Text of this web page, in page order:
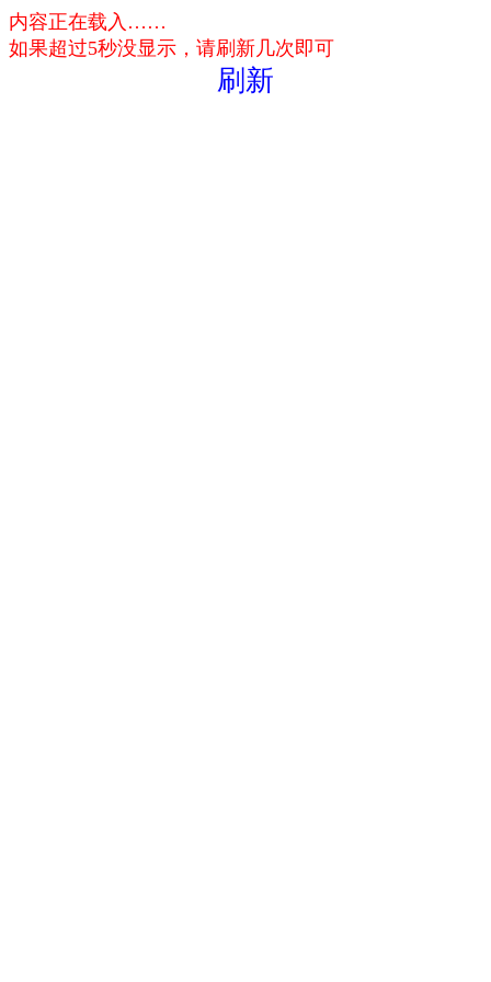
内容正在载入……
如果超过5秒没显示，请刷新几次即可
刷新